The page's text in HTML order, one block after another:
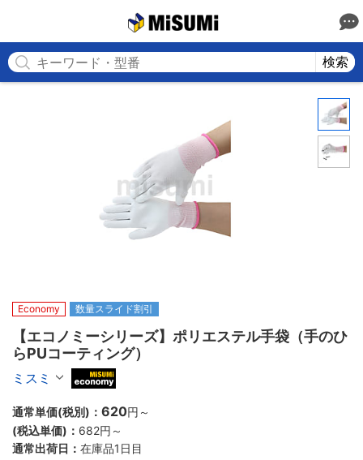
検索
Economy 数量スライド割引
【エコノミーシリーズ】ポリエステル手袋（手のひ
らPUコーティング）
ミスミ
通常単価(税別)： 620円 ～
(税込単価)： 682円 ～
通常出荷日： 在庫品1日目